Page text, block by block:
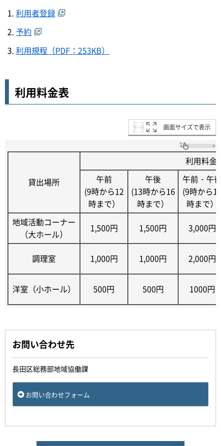
利用者登録
予約
利用規程（PDF：253KB）
利用料金表
画面サイズで表示
貸出場所
利用料金
午前
(9時から12
時まで）
午後
(13時から16
時まで）
午前・午
(9時から
時まで）
地域活動コーナー
（大ホール）
1,500円 1,500円 3,000円
調理室 1,000円 1,000円 2,000円
洋室（小ホール） 500円 500円 1000円
お問い合わせ先
長田区総務部地域協働課
お問い合わせフォーム